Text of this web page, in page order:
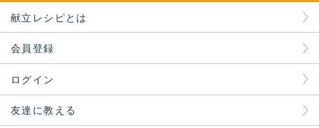
献立レシピとは
会員登録
ログイン
友達に教える